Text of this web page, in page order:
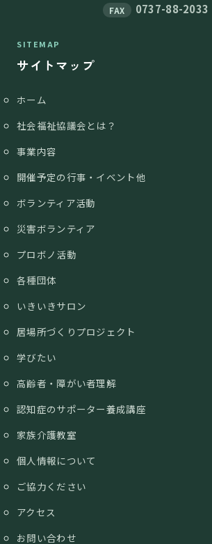
FAX 0737-88-2033
SITEMAP
サイトマップ
ホーム
社会福祉協議会とは？
事業内容
開催予定の行事・イベント他
ボランティア活動
災害ボランティア
プロボノ活動
各種団体
いきいきサロン
居場所づくりプロジェクト
学びたい
高齢者・障がい者理解
認知症のサポーター養成講座
家族介護教室
個人情報について
ご協力ください
アクセス
お問い合わせ